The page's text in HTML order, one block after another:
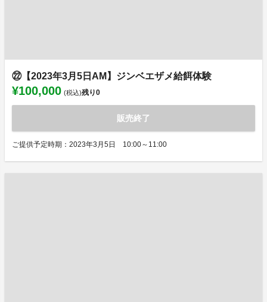
㉒【2023年3月5日AM】ジンベエザメ給餌体験
¥100,000 (税込)残り0
販売終了
ご提供予定時期：2023年3月5日 10:00～11:00